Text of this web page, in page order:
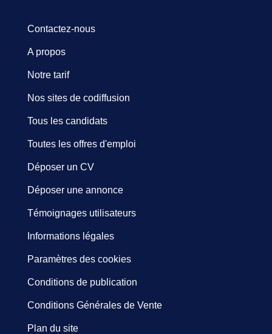
Contactez-nous
A propos
Notre tarif
Nos sites de codiffusion
Tous les candidats
Toutes les offres d'emploi
Déposer un CV
Déposer une annonce
Témoignages utilisateurs
Informations légales
Paramètres des cookies
Conditions de publication
Conditions Générales de Vente
Plan du site